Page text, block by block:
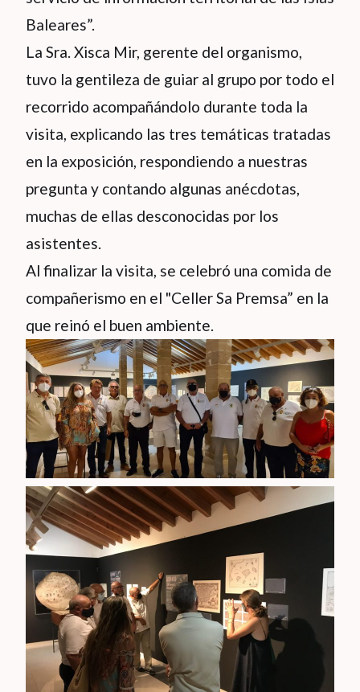
Baleares”.
La Sra. Xisca Mir, gerente del organismo,
tuvo la gentileza de guiar al grupo por todo el
recorrido acompañándolo durante toda la
visita, explicando las tres temáticas tratadas
en la exposición, respondiendo a nuestras
pregunta y contando algunas anécdotas,
muchas de ellas desconocidas por los
asistentes.
Al finalizar la visita, se celebró una comida de
compañerismo en el "Celler Sa Premsa” en la
que reinó el buen ambiente.